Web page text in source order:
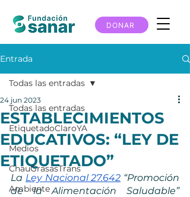
DONAR
Entrada
Todas las entradas
EtiquetadoClaroYA
Medios
ChauGrasasTrans
Ambiente
Todas las entradas
ESTABLECIMIENTOS
EDUCATIVOS: “LEY DE
ETIQUETADO”
24 jun 2023
La Ley Nacional 27.642 “Promoción
de la Alimentación Saludable”